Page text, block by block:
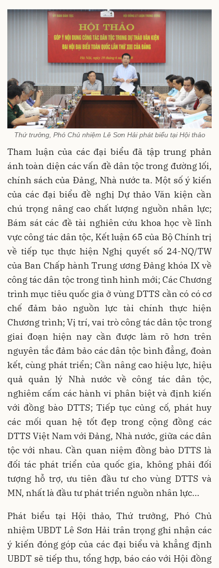
Thứ trưởng, Phó Chủ nhiệm Lê Sơn Hải phát biểu tại Hội thảo
Tham luận của các đại biểu đã tập trung phản
ánh toàn diện các vấn đề dân tộc trong đường lối,
chính sách của Đảng, Nhà nước ta. Một số ý kiến
của các đại biểu đề nghị Dự thảo Văn kiện cần
chú trọng nâng cao chất lượng nguồn nhân lực;
Bám sát các đề tài nghiên cứu khoa học về lĩnh
vực công tác dân tộc, Kết luận 65 của Bộ Chính trị
về tiếp tục thực hiện Nghị quyết số 24-NQ/TW
của Ban Chấp hành Trung ương Đảng khóa IX về
công tác dân tộc trong tình hình mới; Các Chương
trình mục tiêu quốc gia ở vùng DTTS cần có có cơ
chế đảm bảo nguồn lực tài chính thực hiện
Chương trình; Vị trí, vai trò công tác dân tộc trong
giai đoạn hiện nay cần được làm rõ hơn trên
nguyên tắc đảm bảo các dân tộc bình đẳng, đoàn
kết, cùng phát triển; Cần nâng cao hiệu lực, hiệu
quả quản lý Nhà nước về công tác dân tộc,
nghiêm cấm các hành vi phân biệt và định kiến
với đồng bào DTTS; Tiếp tục củng cố, phát huy
các mối quan hệ tốt đẹp trong cộng đồng các
DTTS Việt Namvới Đảng, Nhà nước, giữa các dân
tộc với nhau. Cần quan niệm đồng bào DTTS là
đối tác phát triển của quốc gia, không phải đối
tượng hỗ trợ, ưu tiên đầu tư cho vùng DTTS và
MN, nhất là đầu tư phát triển nguồn nhân lực...
Phát biểu tại Hội thảo, Thứ trưởng, Phó Chủ
nhiệm UBDT Lê Sơn Hải trân trọng ghi nhận các
ý kiến đóng góp của các đại biểu và khẳng định
UBDT sẽ tiếp thu, tổng hợp, báo cáo với Hội đồng